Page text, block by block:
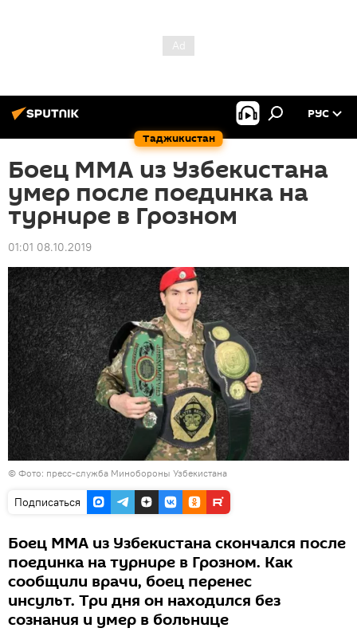
Таджикистан
РУС
Боец ММА из Узбекистана
умер после поединка на
турнире в Грозном
01:01 08.10.2019
© Фото: пресс-служба Минобороны Узбекистана
Подписаться
Боец ММА из Узбекистана скончался после
поединка на турнире в Грозном. Как
сообщили врачи, боец перенес
инсульт. Три дня он находился без
сознания и умер в больнице